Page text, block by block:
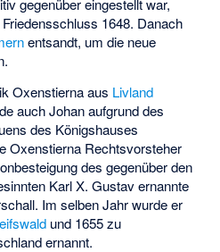
gegenüber eingestellt war,
1648. Danach
entsandt, um die neue
Oxenstiernaaus Livland
auch Johan aufgrund des
des Königshauses
Oxenstierna Rechtsvorsteher
des gegenüber den
Karl X. Gustav ernannte
Im selben Jahr wurde er
und 1655 zu
ernannt.